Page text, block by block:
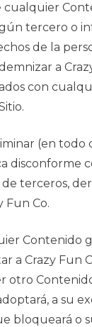
tercero o
de la
a
con
(en
terceros,
Fun Co.
Contenido
a Crazy Fun
a su
bloqueará